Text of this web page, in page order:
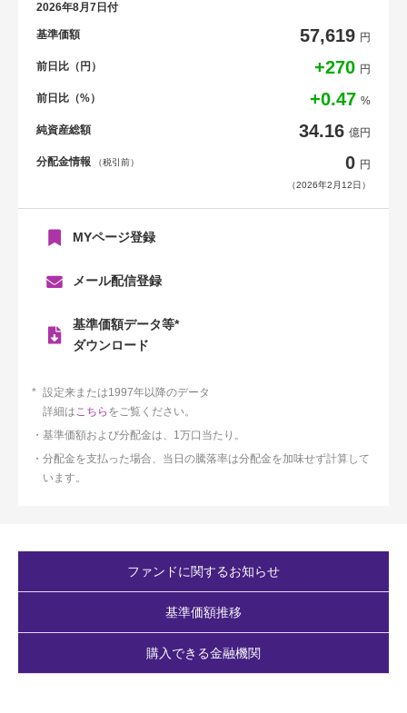
2026年8月7日付
基準価額 57,619 円
前日比（円） +270 円
前日比（%） +0.47 %
純資産総額 34.16 億円
分配金情報 （税引前） 0 円
（2026年2月12日）
MYページ登録
メール配信登録
基準価額データ等*
ダウンロード
設定来または1997年以降のデータ
詳細はこちら をご覧ください。
基準価額および分配金は、1万口当たり。
分配金を支払った場合、当日の騰落率は分配金を加味せず計算して
います。
ファンドに関するお知らせ
基準価額推移
購入できる金融機関